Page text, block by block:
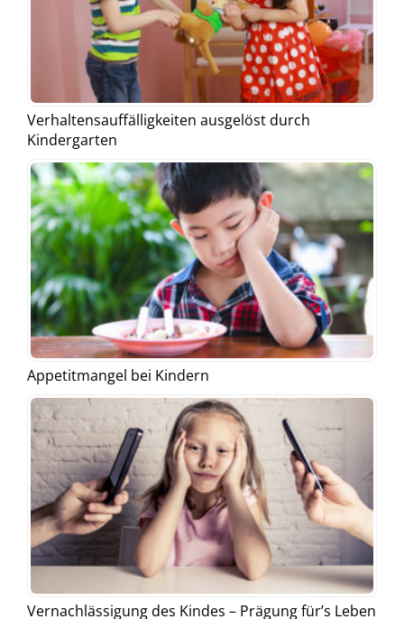
Verhaltensauffälligkeiten ausgelöst durch
Kindergarten
Appetitmangel bei Kindern
Vernachlässigung des Kindes – Prägung für’s Leben